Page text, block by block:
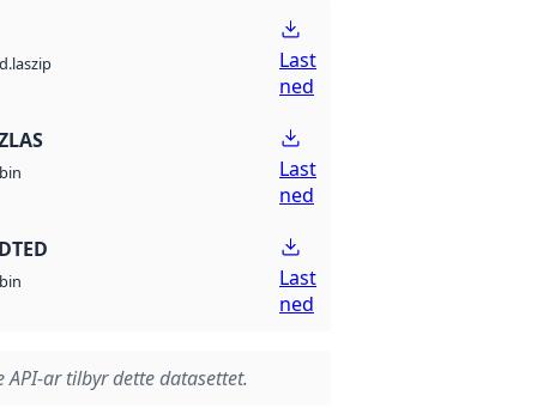
Last
ned
bin
Last
ned
bin
Last
ned
API-ar tilbyr dette datasettet.